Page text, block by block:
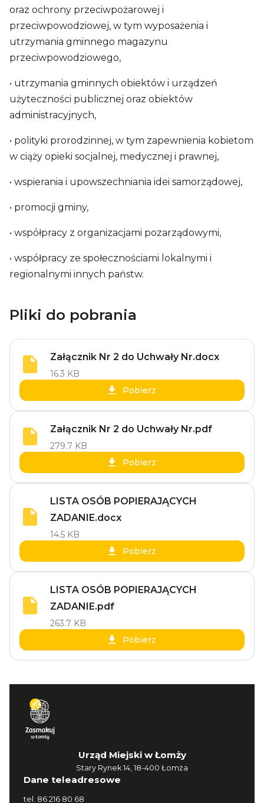
oraz ochrony przeciwpożarowej i
przeciwpowodziowej, w tym wyposażenia i
utrzymania gminnego magazynu
przeciwpowodziowego,
• utrzymania gminnych obiektów i urządzeń
użyteczności publicznej oraz obiektów
administracyjnych,
• polityki prorodzinnej, w tym zapewnienia kobietom
w ciąży opieki socjalnej, medycznej i prawnej,
• wspierania i upowszechniania idei samorządowej,
• promocji gminy,
• współpracy z organizacjami pozarządowymi,
• współpracy ze społecznościami lokalnymi i
regionalnymi innych państw.
Pliki do pobrania
Załącznik Nr 2 do Uchwały Nr.docx
16.3 KB
Pobierz
Załącznik Nr 2 do Uchwały Nr.pdf
279.7 KB
Pobierz
LISTA OSÓB POPIERAJĄCYCH
ZADANIE.docx
14.5 KB
Pobierz
LISTA OSÓB POPIERAJĄCYCH
ZADANIE.pdf
263.7 KB
Pobierz
Urząd Miejski w Łomży
Stary Rynek 14, 18-400 Łomża
Dane teleadresowe
tel. 86 216 80 68